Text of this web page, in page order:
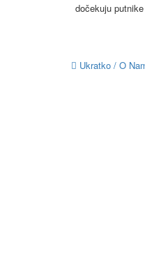
dočekuju
Ukratko / O